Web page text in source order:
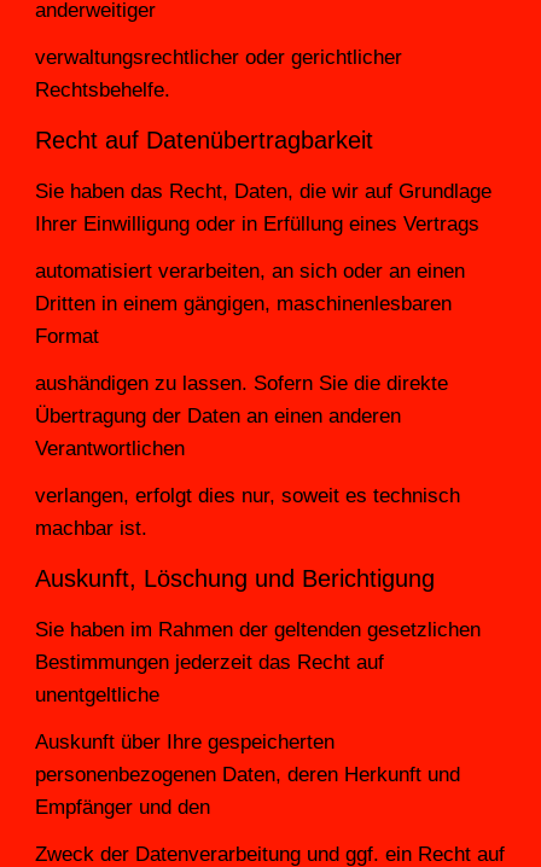
anderweitiger
verwaltungsrechtlicher oder gerichtlicher
Rechtsbehelfe.
Recht auf Datenübertragbarkeit
Sie haben das Recht, Daten, die wir auf Grundlage
Ihrer Einwilligung oder in Erfüllung eines Vertrags
automatisiert verarbeiten, an sich oder an einen
Dritten in einem gängigen, maschinenlesbaren
Format
aushändigen zu lassen. Sofern Sie die direkte
Übertragung der Daten an einen anderen
Verantwortlichen
verlangen, erfolgt dies nur, soweit es technisch
machbar ist.
Auskunft, Löschung und Berichtigung
Sie haben im Rahmen der geltenden gesetzlichen
Bestimmungen jederzeit das Recht auf
unentgeltliche
Auskunft über Ihre gespeicherten
personenbezogenen Daten, deren Herkunft und
Empfänger und den
Zweck der Datenverarbeitung und ggf. ein Recht auf